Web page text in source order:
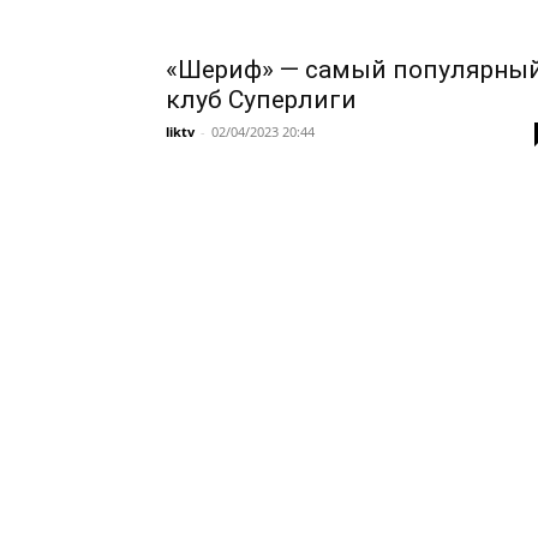
«Шериф» — самый
клуб Суперлиги
liktv - 02/04/2023 20:44